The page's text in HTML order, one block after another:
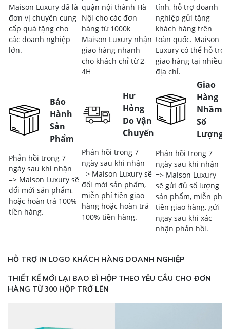
Maison Luxury đã là
đơn vị chuyên cung
cấp quà tặng cho
các doanh nghiệp
lớn.
quận nội thành Hà
Nội cho các đơn
hàng từ 1000k
Maison Luxury nhận
giao hàng nhanh
cho khách chỉ từ 2-
4H
tỉnh, hỗ trợ doanh
nghiệp gửi tặng
khách hàng trên
toàn quốc. Maison
Luxury có thể hỗ trợ
giao hàng tại nhiều
địa chỉ.
Bảo
Hành
Sản
Phẩm
Phản hồi trong 7
ngày sau khi nhận
=> Maison Luxury sẽ
đổi mới sản phẩm,
hoặc hoàn trả 100%
tiền hàng.
Hư
Hỏng
Do Vận
Chuyển
Phản hồi trong 7
ngày sau khi nhận
=> Maison Luxury sẽ
đổi mới sản phẩm,
miễn phí tiền giao
hàng hoặc hoàn trả
100% tiền hàng.
Giao
Hàng
Nhầm,
Số
Lượng
Phản hồi trong 7
ngày sau khi nhận
=> Maison Luxury
sẽ gửi đủ số lượng
sản phẩm, miễn phí
tiền giao hàng, gửi
ngay sau khi xác
nhận phản hồi.
HỖ TRỢ IN LOGO KHÁCH HÀNG DOANH NGHIỆP
THIẾT KẾ MỚI LẠI BAO BÌ HỘP THEO YÊU CẦU CHO ĐƠN
HÀNG TỪ 300 HỘP TRỞ LÊN